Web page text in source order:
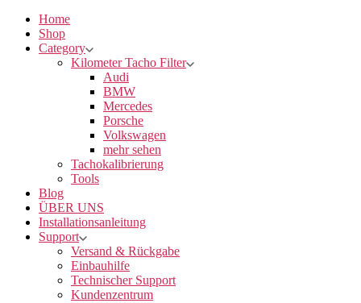
Home
Shop
Category
Kilometer Tacho Filter
Audi
BMW
Mercedes
Porsche
Volkswagen
mehr sehen
Tachokalibrierung
Tools
Blog
ÜBER UNS
Installationsanleitung
Support
Versand & Rückgabe
Einbauhilfe
Technischer Support
Kundenzentrum